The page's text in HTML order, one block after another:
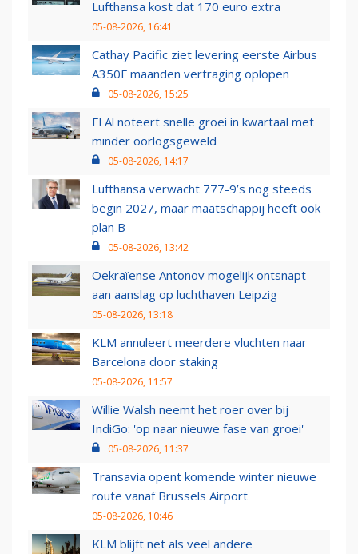
Lufthansa kost dat 170 euro extra
05-08-2026, 16:41
Cathay Pacific ziet levering eerste Airbus
A350F maanden vertraging oplopen
05-08-2026, 15:25
El Al noteert snelle groei in kwartaal met
minder oorlogsgeweld
05-08-2026, 14:17
Lufthansa verwacht 777-9’s nog steeds
begin 2027, maar maatschappij heeft ook
plan B
05-08-2026, 13:42
Oekraïense Antonov mogelijk ontsnapt
aan aanslag op luchthaven Leipzig
05-08-2026, 13:18
KLM annuleert meerdere vluchten naar
Barcelona door staking
05-08-2026, 11:57
Willie Walsh neemt het roer over bij
IndiGo: 'op naar nieuwe fase van groei'
05-08-2026, 11:37
Transavia opent komende winter nieuwe
route vanaf Brussels Airport
05-08-2026, 10:46
KLM blijft net als veel andere